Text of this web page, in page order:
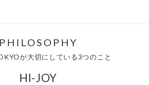
PHILOSOPHY
が大切にしている3つのこと
HI-JOY